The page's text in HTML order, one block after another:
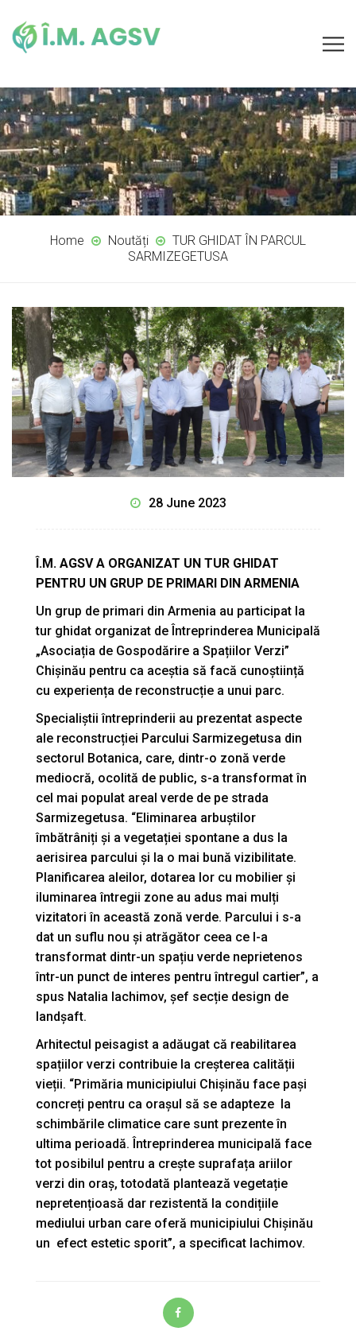
Home Noutăți
TUR GHIDAT ÎN PARCUL
SARMIZEGETUSA
28 June 2023
Î.M. AGSV A ORGANIZAT UN TUR GHIDAT
PENTRU UN GRUP DE PRIMARI DIN ARMENIA
Un grup de primari din Armenia au participat la
tur ghidat organizat de Întreprinderea Municipală
„Asociația de Gospodărire a Spațiilor Verzi”
Chișinău pentru ca aceștia să facă cunoștiință
cu experiența de reconstrucție a unui parc.
Specialiștii întreprinderii au prezentat aspecte
ale reconstrucției Parcului Sarmizegetusa din
sectorul Botanica, care, dintr-o zonă verde
mediocră, ocolită de public, s-a transformat în
cel mai populat areal verde de pe strada
Sarmizegetusa. “Eliminarea arbuștilor
îmbătrâniți și a vegetației spontane a dus la
aerisirea parcului și la o mai bună vizibilitate.
Planificarea aleilor, dotarea lor cu mobilier și
iluminarea întregii zone au adus mai mulți
vizitatori în această zonă verde. Parcului i s-a
dat un suflu nou și atrăgător ceea ce l-a
transformat dintr-un spațiu verde neprietenos
într-un punct de interes pentru întregul cartier”, a
spus Natalia Iachimov, șef secție design de
landșaft.
Arhitectul peisagist a adăugat că reabilitarea
spațiilor verzi contribuie la creșterea calității
vieții. “Primăria municipiului Chișinău face pași
concreți pentru ca orașul să se adapteze la
schimbările climatice care sunt prezente în
ultima perioadă. Întreprinderea municipală face
tot posibilul pentru a crește suprafața ariilor
verzi din oraș, totodată plantează vegetație
nepretențioasă dar rezistentă la condițiile
mediului urban care oferă municipiului Chișinău
un efect estetic sporit”, a specificat Iachimov.